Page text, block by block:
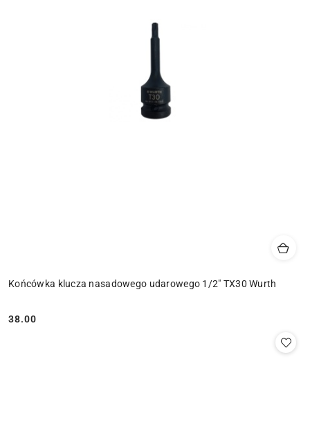
Końcówka klucza nasadowego udarowego 1/2" TX30 Wurth
Cena:
38.00